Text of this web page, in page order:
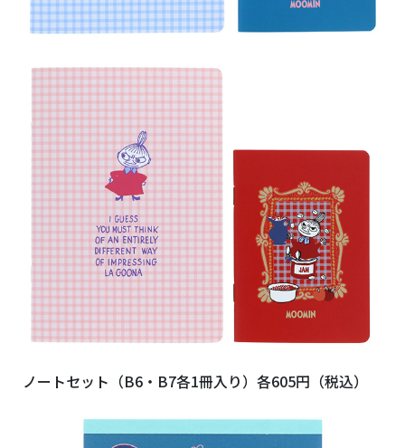
ノートセット（B6・B7各1冊入り）各605円（税込）